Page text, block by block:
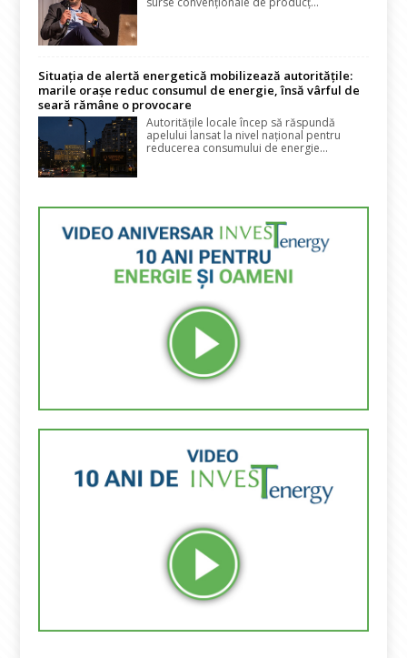
Situația de alertă energetică mobilizează autoritățile:
marile orașe reduc consumul de energie, însă vârful de
seară rămâne o provocare
Autoritățile locale încep să răspundă
apelului lansat la nivel național pentru
reducerea consumului de energie...